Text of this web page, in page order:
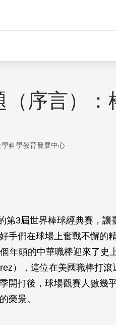
（序言）：
學科學教育發展中心
第3屆世界棒球經典賽，
手們在球場上奮戰不懈的
年頭的中華職棒迎來了
），這位在美國職棒打
開打後，球場觀賽人數幾
榮景。